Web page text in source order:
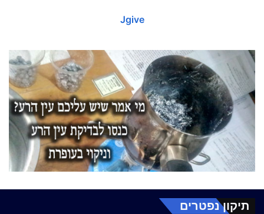
Jgive
תיקון נפטרים